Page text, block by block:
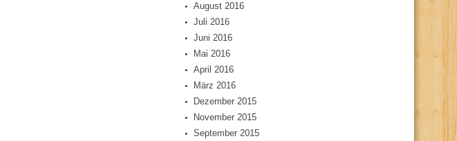
August 2016
Juli 2016
Juni 2016
Mai 2016
April 2016
März 2016
Dezember 2015
November 2015
September 2015